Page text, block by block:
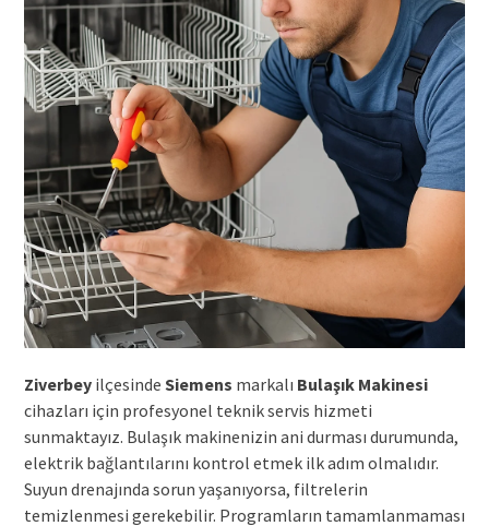
Ziverbeyilçesinde Siemens markalı Bulaşık Makinesi
cihazları için profesyonel teknik servis hizmeti
sunmaktayız. Bulaşık makinenizin ani durması durumunda,
elektrik bağlantılarını kontrol etmek ilk adım olmalıdır.
Suyun drenajında sorun yaşanıyorsa, filtrelerin
temizlenmesi gerekebilir. Programların tamamlanmaması